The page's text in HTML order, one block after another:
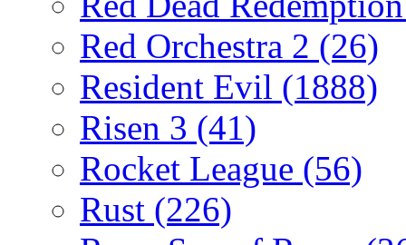
Red Orchestra 2 (26)
Resident Evil (1888)
Risen 3 (41)
Rocket League (56)
Rust (226)